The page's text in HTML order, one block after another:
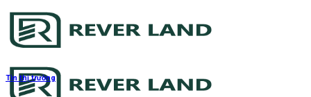
Bỏ
qua
dung
Tin thị trường